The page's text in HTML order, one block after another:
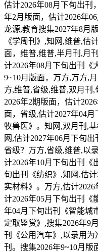
估计2026年08月下旬出刊
年2月版面，估计2026年
龙源,教育搜集2027年8月
《学周刊》,知网,维普,估
面，维普,维普,半月刊,月
计2026年08月下旬出刊《
9~10月版面，万方,万方,
方,维普,省级,维普,双月刊
2026年2期版面，估计
面，省级,估计2027年04
牧兽医》。知网,双月刊,
网,估计2027年06月下旬
省级？万方,省级,维普,以
计2026年10月下旬出刊《
旬出刊《纺织》,知网,估
实材料》。万方,估计
计2026年05月下旬出刊《
年04月下旬出刊《智能城
定取鉴赏》,搜集2026年9
刊《公用汽车》,以录用为
刊。搜集2026年9~10月